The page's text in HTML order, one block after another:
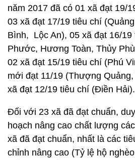
năm 2017 đã có 01 xã đạt 19/
03 xã đạt 17/19 tiêu chí
Bình, Lộc An), 05 xã đạt 16/19
Phước, Hương Toàn, Thủy
02 xã đạt 15/19 tiêu chí (Phú
mới đạt 11/19 (Thượng
xã đạt 12/19 tiêu chí (Điền Hải).
Đối với 23 xã đã đạt chuẩn,
hoạch nâng cao chất lượng
xã đã đạt chuẩn, nhất là các
chỉnh nâng cao (Tỷ lệ hộ